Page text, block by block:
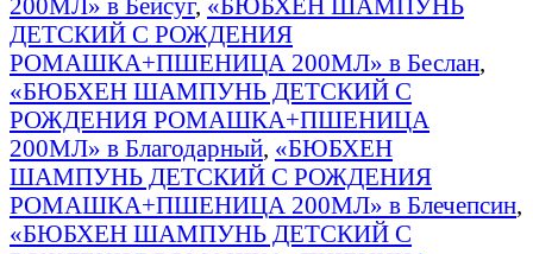
ДЕТСКИЙ С РОЖДЕНИЯ
РОМАШКА+ПШЕНИЦА 200МЛ» в Беслан,
«БЮБХЕН ШАМПУНЬ ДЕТСКИЙ С
РОЖДЕНИЯ РОМАШКА+ПШЕНИЦА
200МЛ» в Благодарный, «БЮБХЕН
ШАМПУНЬ ДЕТСКИЙ С РОЖДЕНИЯ
РОМАШКА+ПШЕНИЦА 200МЛ» в Блечепсин,
«БЮБХЕН ШАМПУНЬ ДЕТСКИЙ С